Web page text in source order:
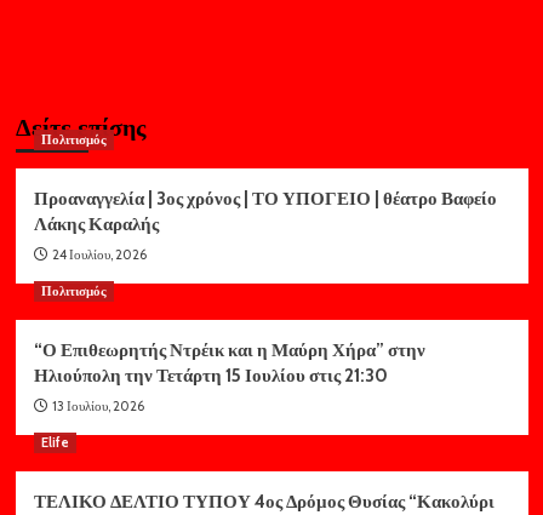
Δείτε επίσης
Πολιτισμός
Προαναγγελία | 3ος χρόνος | ΤΟ ΥΠΟΓΕΙΟ | θέατρο Βαφείο
Λάκης Καραλής
24 Ιουλίου, 2026
Πολιτισμός
“Ο Επιθεωρητής Ντρέικ και η Μαύρη Χήρα” στην
Ηλιούπολη την Τετάρτη 15 Ιουλίου στις 21:30
13 Ιουλίου, 2026
Elife
ΤΕΛΙΚΟ ΔΕΛΤΙΟ ΤΥΠΟΥ 4ος Δρόμος Θυσίας “Κακολύρι